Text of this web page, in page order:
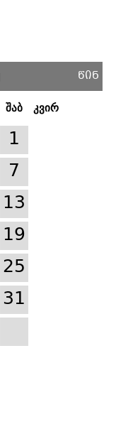
წინ
შაბ კვირ
1
7
13
19
25
31